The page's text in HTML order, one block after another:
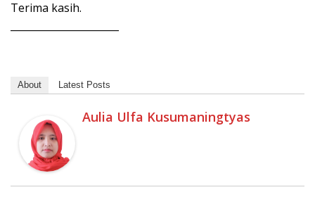
Terima kasih.
About Latest Posts
Aulia Ulfa Kusumaningtyas